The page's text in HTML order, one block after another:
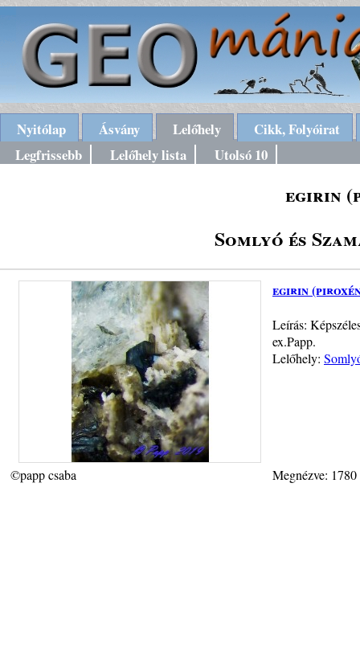
Nyitólap Ásvány Lelőhely
Cikk, Folyóirat
Legfrissebb
Lelőhely lista Utolsó 10
egirin
Somlyó és
egirin
Leírás:
ex.Papp.
Lelőhely:
©papp csaba Megnézve: